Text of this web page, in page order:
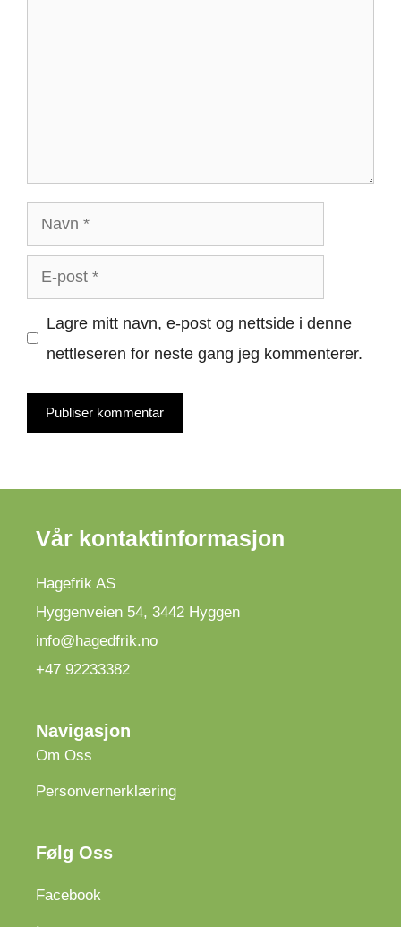
Navn
post
Lagre mitt navn, e-post og nettside i denne
nettleseren for neste gang jeg kommenterer.
Vår kontaktinformasjon
Hagefrik AS
Hyggenveien 54, 3442 Hyggen
info@hagedfrik.no
+47 92233382
Navigasjon
Om Oss
Personvernerklæring
Følg Oss
Facebook